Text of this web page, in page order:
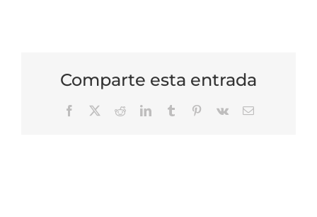
Comparte esta entrada
Facebook RedditLinkedInTumblr Pinterest
Vk
Correo